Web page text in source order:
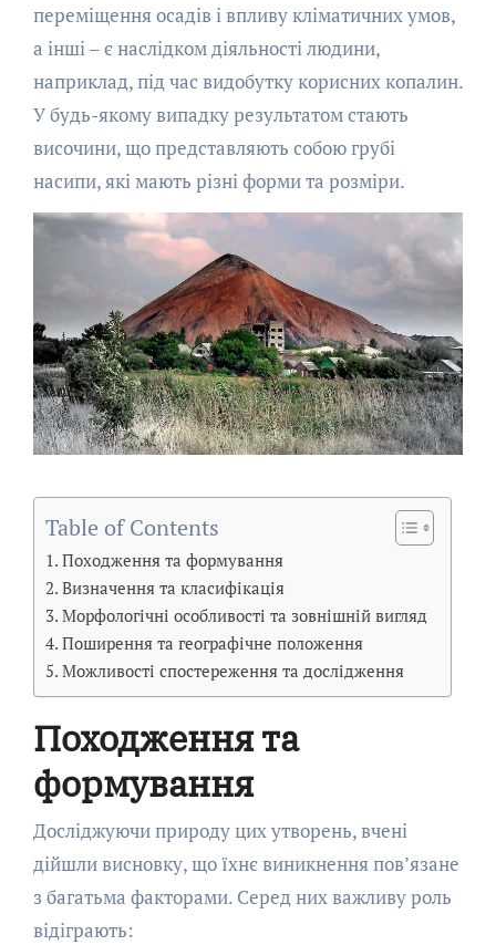
переміщення осадів і впливу кліматичних умов,
а інші – є наслідком діяльності людини,
наприклад, під час видобутку корисних копалин.
У будь-якому випадку результатом стають
височини, що представляють собою грубі
насипи, які мають різні форми та розміри.
Table of Contents
Походження та формування
Визначення та класифікація
Морфологічні особливості та зовнішній вигляд
Поширення та географічне положення
Можливості спостереження та дослідження
Походження та
формування
Досліджуючи природу цих утворень, вчені
дійшли висновку, що їхнє виникнення пов’язане
з багатьма факторами. Серед них важливу роль
відіграють: